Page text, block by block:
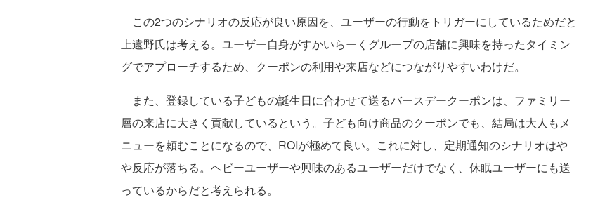
この2つのシナリオの反応が良い原因を、ユーザーの行動をトリガーにしているためだと
上遠野氏は考える。ユーザー自身がすかいらーくグループの店舗に興味を持ったタイミン
グでアプローチするため、クーポンの利用や来店などにつながりやすいわけだ。
また、登録している子どもの誕生日に合わせて送るバースデークーポンは、ファミリー
層の来店に大きく貢献しているという。子ども向け商品のクーポンでも、結局は大人もメ
ニューを頼むことになるので、ROIが極めて良い。これに対し、定期通知のシナリオはや
や反応が落ちる。ヘビーユーザーや興味のあるユーザーだけでなく、休眠ユーザーにも送
っているからだと考えられる。